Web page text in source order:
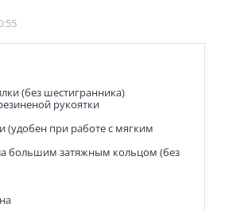
(без шестигранника)
рукоятки
(удобен при работе с мягким
большим затяжным кольцом (без